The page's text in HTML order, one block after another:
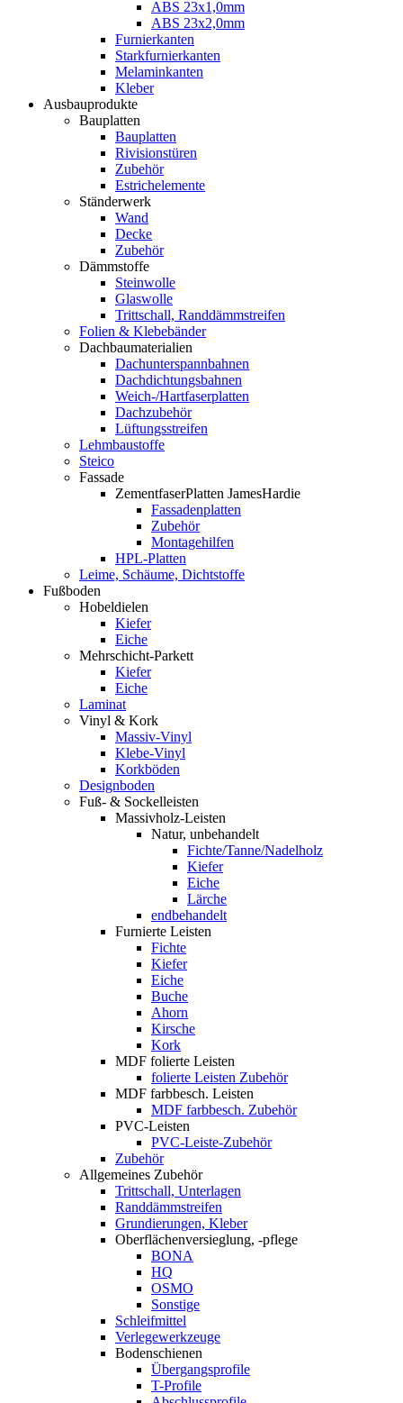
ABS 23x1,0mm
ABS 23x2,0mm
Furnierkanten
Starkfurnierkanten
Melaminkanten
Kleber
Ausbauprodukte
Bauplatten
Bauplatten
Rivisionstüren
Zubehör
Estrichelemente
Ständerwerk
Wand
Decke
Zubehör
Dämmstoffe
Steinwolle
Glaswolle
Trittschall, Randdämmstreifen
Folien & Klebebänder
Dachbaumaterialien
Dachunterspannbahnen
Dachdichtungsbahnen
Weich-/Hartfaserplatten
Dachzubehör
Lüftungsstreifen
Lehmbaustoffe
Steico
Fassade
ZementfaserPlatten JamesHardie
Fassadenplatten
Zubehör
Montagehilfen
HPL-Platten
Leime, Schäume, Dichtstoffe
Fußboden
Hobeldielen
Kiefer
Eiche
Mehrschicht-Parkett
Kiefer
Eiche
Laminat
Vinyl & Kork
Massiv-Vinyl
Klebe-Vinyl
Korkböden
Designboden
Fuß- & Sockelleisten
Massivholz-Leisten
Natur, unbehandelt
Fichte/Tanne/Nadelholz
Kiefer
Eiche
Lärche
endbehandelt
Furnierte Leisten
Fichte
Kiefer
Eiche
Buche
Ahorn
Kirsche
Kork
MDF folierte Leisten
folierte Leisten Zubehör
MDF farbbesch. Leisten
MDF farbbesch. Zubehör
PVC-Leisten
PVC-Leiste-Zubehör
Zubehör
Allgemeines Zubehör
Trittschall, Unterlagen
Randdämmstreifen
Grundierungen, Kleber
Oberflächenversieglung, -pflege
BONA
HQ
OSMO
Sonstige
Schleifmittel
Verlegewerkzeuge
Bodenschienen
Übergangsprofile
T-Profile